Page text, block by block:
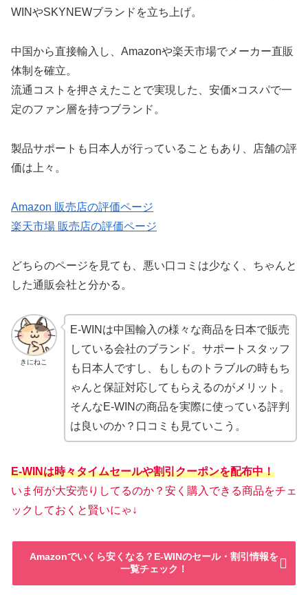
WINやSKYNEWブランドを立ち上げ。
中国から直接輸入し、Amazonや楽天市場でメーカー直販
体制を確立。
流通コストを押さえたことで実現した、安価×コスパで一
定のファン層を持つブランド。
製品サポートも日本人が行っていることもあり、店舗の評
価は上々。
Amazon 販売店の評価ページ
楽天市場 販売店の評価ページ
どちらのページを見ても、悪い口コミは少なく、ちゃんと
した通販会社と分かる。
きにねこ
E-WINは中国輸入の様々な商品を日本で販売
している会社のブランド。サポートスタッフ
も日本人ですし、もしものトラブルの時もち
ゃんと保証対応してもらえるのがメリット。
そんなE-WINの商品を実際に使っている評判
は良いのか？口コミも見ていこう。
E-WINは時々タイムセールや割引クーポンを配布中！
いま何が大安売りしてるのか？安く購入できる商品をチェ
ックしておくと賢いにゃ↓
Amazonでいくら安くなる？E-WINのセール・割引情報を
一覧チェック！